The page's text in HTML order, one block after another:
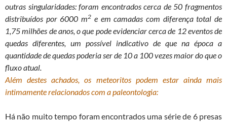
outras singularidades: foram encontrados cerca de 50 fragmentos
distribuídos por 6000 m2 e em camadas com diferença total de
1,75 milhões de anos, o que pode evidenciar cerca de 12 eventos de
quedas diferentes, um possível indicativo de que na época a
quantidade de quedas poderia ser de 10 a 100 vezes maior do que o
fluxo atual.
Além destes achados, os meteoritos podem estar ainda mais
intimamente relacionados com a paleontologia:
Há não muito tempo foram encontrados uma série de 6 presas